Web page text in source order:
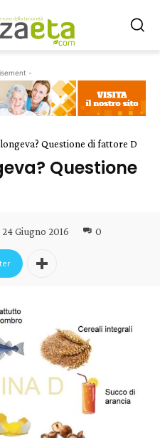
-
Questione di fattore D
Questione
24 Giugno 2016 0